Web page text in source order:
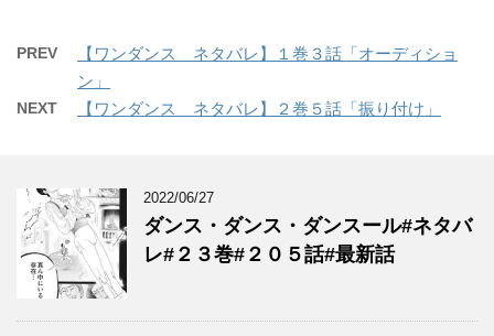
PREV
【ワンダンス ネタバレ】１巻３話「オーディショ
ン」
NEXT 【ワンダンス ネタバレ】２巻５話「振り付け」
2022/06/27
ダンス・ダンス・ダンスール#ネタバ
レ#２３巻#２０５話#最新話